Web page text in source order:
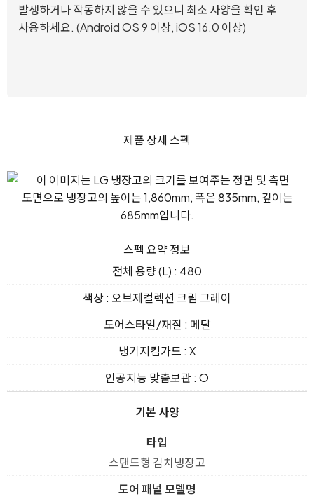
발생하거나 작동하지 않을 수 있으니 최소 사양을 확인 후
사용하세요. (Android OS 9 이상, iOS 16.0 이상)
제품 상세 스펙
스펙 요약 정보
전체 용량 (L) : 480
색상 : 오브제컬렉션 크림 그레이
도어스타일/재질 : 메탈
냉기지킴가드 : X
인공지능 맞춤보관 : O
기본 사양
타입
스탠드형 김치냉장고
도어 패널 모델명